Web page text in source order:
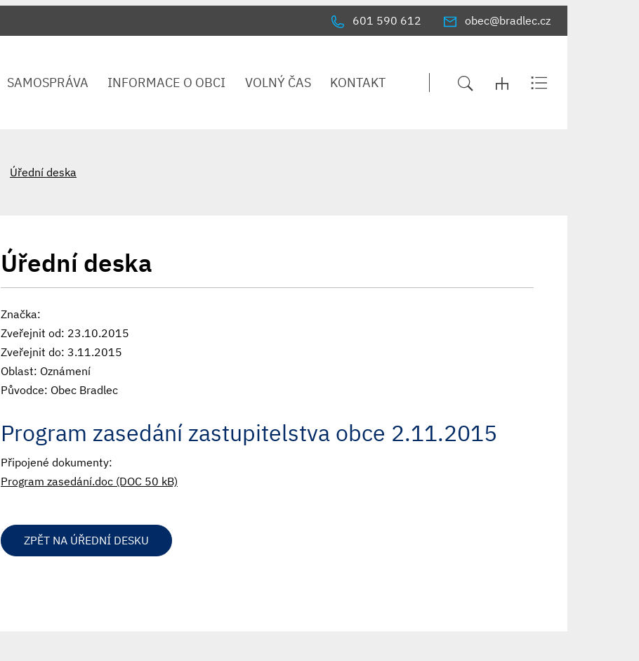
601 590 612 obec@bradlec.cz
SAMOSPRÁVA INFORMACE O OBCI VOLNÝ ČAS KONTAKT
Úřední deska
Úřední deska
Značka:
Zveřejnit od: 23.10.2015
Zveřejnit do: 3.11.2015
Oblast: Oznámení
Původce: Obec Bradlec
Program zasedání zastupitelstva obce 2.11.2015
Připojené dokumenty:
Program zasedání.doc (DOC 50 kB)
ZPĚT NA ÚŘEDNÍ DESKU